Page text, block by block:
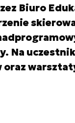
Biuro
Na
oraz